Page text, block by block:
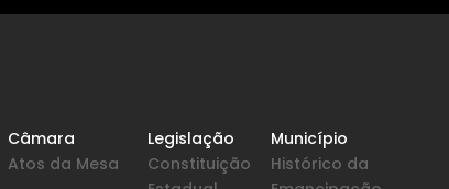
Câmara
Atos da Mesa
Legislação
Constituição
Município
Histórico da